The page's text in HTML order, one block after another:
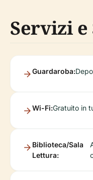
Servizi
Guardaroba:
Wi-Fi:Gratuito in
Biblioteca/Sala
Lettura: